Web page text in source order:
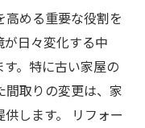
高める重要な役割を
日々変化する中
。特に古い家屋の
間取りの変更は、家
します。 リフォー